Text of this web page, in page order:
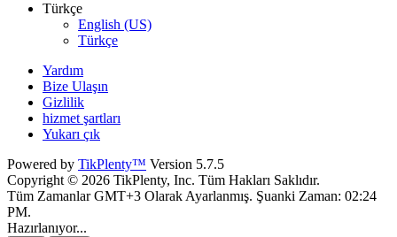
Türkçe
English (US)
Türkçe
Yardım
Bize Ulaşın
Gizlilik
hizmet şartları
Yukarı çık
Powered by TikPlenty™ Version 5.7.5
Copyright © 2026 TikPlenty, Inc. Tüm Hakları Saklıdır.
Tüm Zamanlar GMT+3 Olarak Ayarlanmış. Şuanki Zaman: 02:24
PM.
Hazırlanıyor...